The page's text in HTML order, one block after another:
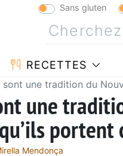
Sans gluten
RECETTES
sont une tradition du
une
portent
Mendonça